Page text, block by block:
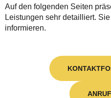
Auf den folgenden Seiten
Leistungen sehr detailliert.
informieren.